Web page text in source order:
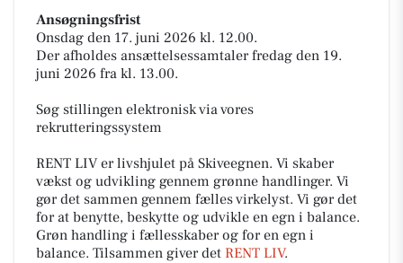
Ansøgningsfrist
Onsdag den 17. juni 2026 kl. 12.00.
Der afholdes ansættelsessamtaler fredag den 19.
juni 2026 fra kl. 13.00.
Søg stillingen elektronisk via vores
rekrutteringssystem
RENT LIV er livshjulet på Skiveegnen. Vi skaber
vækst og udvikling gennem grønne handlinger. Vi
gør det sammen gennem fælles virkelyst. Vi gør det
for at benytte, beskytte og udvikle en egn i balance.
Grøn handling i fællesskaber og for en egn i
balance. Tilsammen giver det RENT LIV.